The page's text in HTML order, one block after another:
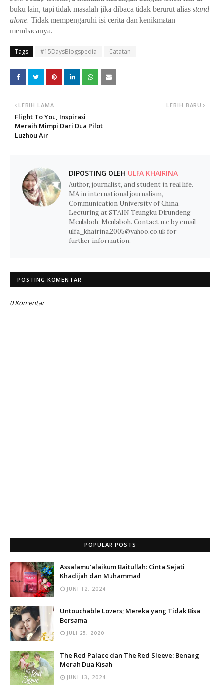
buku lain, tapi tidak masalah jika dibaca tidak berurut alias stand
alone. Tidak mempengaruhi isi cerita dan kenikmatan
membacanya.
Tags #15DaysBlogspedia Catatan
LEBIH BARU
LEBIH LAMA
Flight To You, Inspirasi
Meraih Mimpi Dari Dua Pilot
Luzhou Air
DIPOSTING OLEH ULFA KHAIRINA
Author, journalist, and student in real life.
MA in international journalism,
Communication University of China.
Lecturing at STAIN Teungku Dirundeng
Meulaboh, Meulaboh. Contact me by email
ulfa_khairina.2005@yahoo.co.uk for
further information.
POSTING KOMENTAR
0 Komentar
POPULAR POSTS
Assalamu’alaikum Baitullah: Cinta Sejati
Khadijah dan Muhammad
JUNI 12, 2024
Untouchable Lovers; Mereka yang Tidak Bisa
Bersama
JULI 25, 2020
The Red Palace dan The Red Sleeve: Benang
Merah Dua Kisah
JUNI 13, 2024